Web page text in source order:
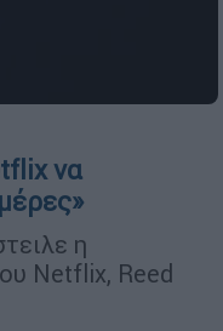
να
η
Netflix, Reed